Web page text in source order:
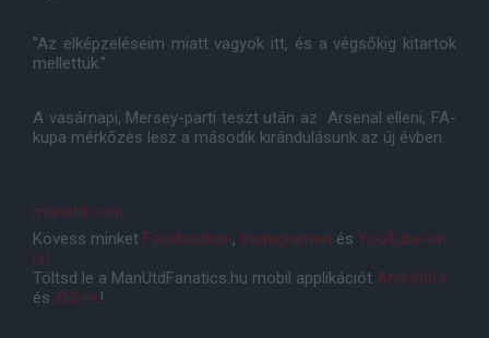
"Az elképzeléseim miatt vagyok itt, és a végsőkig kitartok
mellettük."
A vasárnapi, Mersey-parti teszt után az Arsenal elleni, FA-
kupa mérkőzés lesz a második kirándulásunk az új évben.
manutd.com
Kövess minket Facebookon, Instagramon és YouTube-on
is!
Töltsd le a ManUtdFanatics.hu mobil applikációt Androidra
és iOS-re!